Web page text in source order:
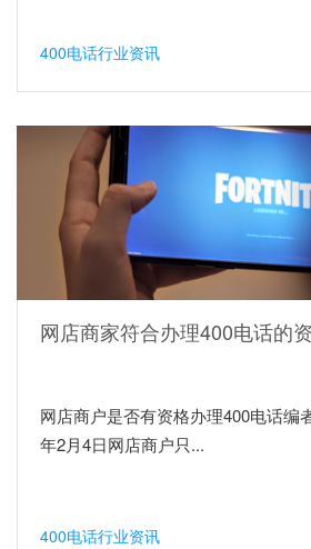
400电话行业资讯
网店商家符合办理400电话的
网店商户是否有资格办理400电话编
年2月4日网店商户只...
400电话行业资讯